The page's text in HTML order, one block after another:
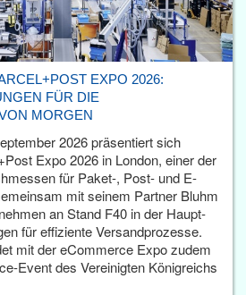
EXPO 2026:
FÜR DIE
MORGEN
2026 präsentiert sich
Expo 2026 in London, einer der
für Paket-, Post- und E-
mit seinem Partner Bluhm
an Stand F40 in der Haupt­
für effiziente Versandprozesse.
mit der eCommerce Expo zudem
Event des Vereinigten Königreichs